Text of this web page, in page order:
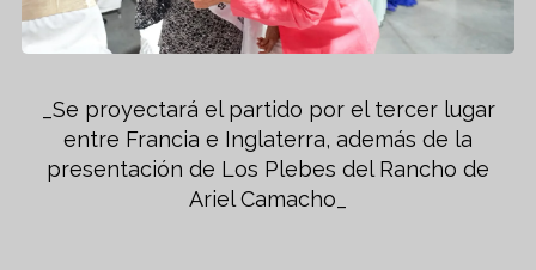
_Se proyectará el partido por el tercer lugar
entre Francia e Inglaterra, además de la
presentación de Los Plebes del Rancho de
Ariel Camacho_